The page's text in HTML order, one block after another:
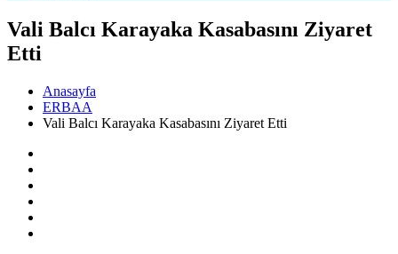
Vali Balcı Karayaka Kasabasını Ziyaret
Etti
Anasayfa
ERBAA
Vali Balcı Karayaka Kasabasını Ziyaret Etti